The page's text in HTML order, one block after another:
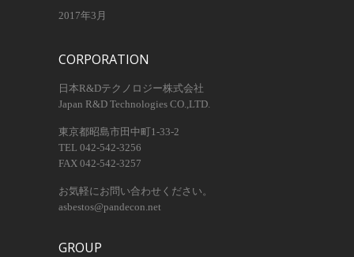
2017年3月
CORPORATION
日本R&Dテクノロジー株式会社
Japan R&D Technologies CO.,LTD.
東京都昭島市田中町1-33-2
TEL 042-542-3256
FAX 042-542-3257
お気軽にお問い合わせください。
asbestos@pandecon.net
GROUP